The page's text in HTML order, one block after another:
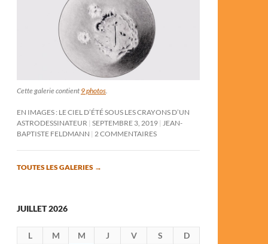
Cette galerie contient 9 photos
EN IMAGES : LE CIEL D’ÉTÉ SOUS LES CRAYONS D’UN
ASTRODESSINATEUR SEPTEMBRE 3, 2019
JEAN-
BAPTISTE FELDMANN
2 COMMENTAIRES
TOUTES LES GALERIES →
JUILLET 2026
L M M J V S
D